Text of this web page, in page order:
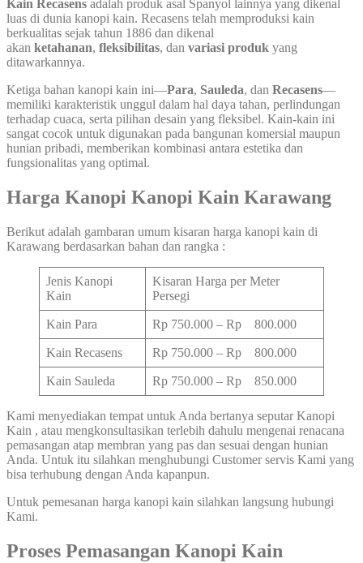
Kain Recasens adalah produk asal Spanyol lainnya yang dikenal
luas di dunia kanopi kain. Recasens telah memproduksi kain
berkualitas sejak tahun 1886 dan dikenal
akan ketahanan, fleksibilitas, dan variasi produk yang
ditawarkannya.
Ketiga bahan kanopi kain ini—Para, Sauleda, dan Recasens—
memiliki karakteristik unggul dalam hal daya tahan, perlindungan
terhadap cuaca, serta pilihan desain yang fleksibel. Kain-kain ini
sangat cocok untuk digunakan pada bangunan komersial maupun
hunian pribadi, memberikan kombinasi antara estetika dan
fungsionalitas yang optimal.
Harga Kanopi Kanopi Kain Karawang
Berikut adalah gambaran umum kisaran harga kanopi kain di
Karawang berdasarkan bahan dan rangka :
Jenis Kanopi
Kain
Kisaran Harga per Meter
Persegi
Kain Para Rp 750.000 – Rp 800.000
Kain Recasens Rp 750.000 – Rp 800.000
Kain Sauleda Rp 750.000 – Rp 850.000
Kami menyediakan tempat untuk Anda bertanya seputar Kanopi
Kain , atau mengkonsultasikan terlebih dahulu mengenai renacana
pemasangan atap membran yang pas dan sesuai dengan hunian
Anda. Untuk itu silahkan menghubungi Customer servis Kami yang
bisa terhubung dengan Anda kapanpun.
Untuk pemesanan harga kanopi kain silahkan langsung hubungi
Kami.
Proses Pemasangan Kanopi Kain